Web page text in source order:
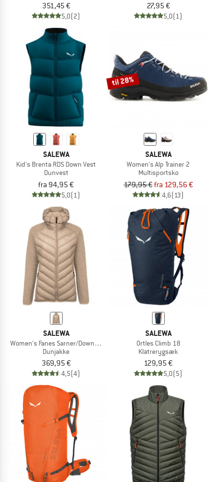
351,45 €
5,0(2)
27,95 €
5,0(1)
SALEWA
Kid's Brenta RDS Down Vest
Dunvest
fra 94,95 €
5,0(1)
til 28%
SALEWA
Women's Alp Trainer 2
Multisportsko
179,95 €fra 129,56 €
4,6(13)
SALEWA
Women's Fanes Sarner/Down Hybrid Jacket
Dunjakke
369,95 €
4,5(4)
SALEWA
Ortles Climb 18
Klatrerygsæk
129,95 €
5,0(5)